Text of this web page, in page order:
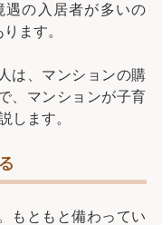
遇の入居者が多いの
ます。
は、マンションの購
、マンションが子育
します。
もともと備わってい